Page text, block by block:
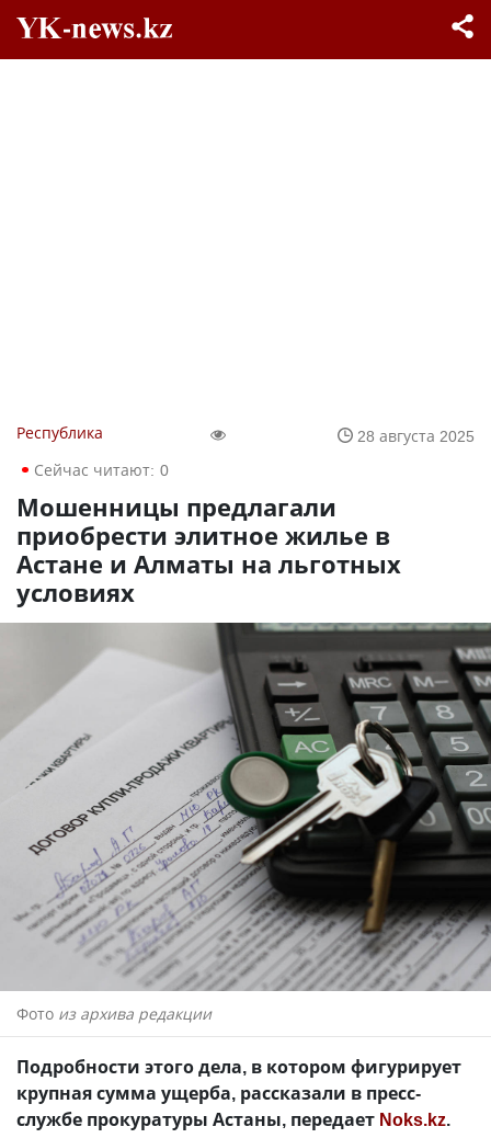
Республика
28 августа 2025
Сейчас читают: 0
Мошенницы предлагали
приобрести элитное жилье в
Астане и Алматы на льготных
условиях
Фото из архива редакции
Подробности этого дела, в котором фигурирует
крупная сумма ущерба, рассказали в пресс-
службе прокуратуры Астаны, передает Noks.kz.